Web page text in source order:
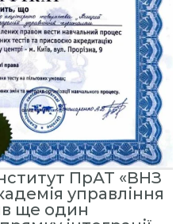
у
т
«
М
і
ж
е
г
і
о
ПрАТ «ВНЗ
управління
ще один